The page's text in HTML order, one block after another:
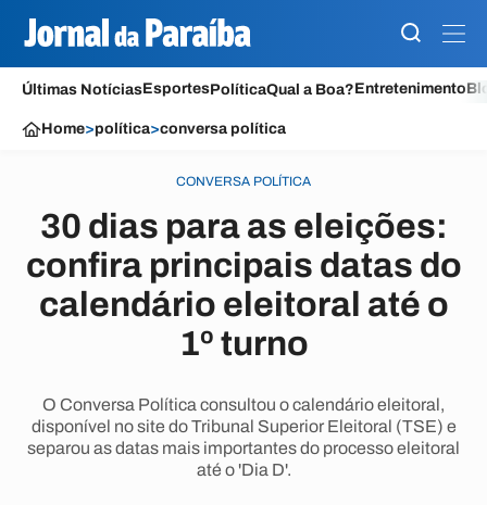
Últimas NotíciasEsportesPolíticaQual a Boa?Entretenimento
Home>política>conversa política
CONVERSA POLÍTICA
30 dias para as eleições:
confira principais datas do
calendário eleitoral até o
1º turno
O Conversa Política consultou o calendário eleitoral,
disponível no site do Tribunal Superior Eleitoral (TSE) e
separou as datas mais importantes do processo eleitoral
até o 'Dia D'.